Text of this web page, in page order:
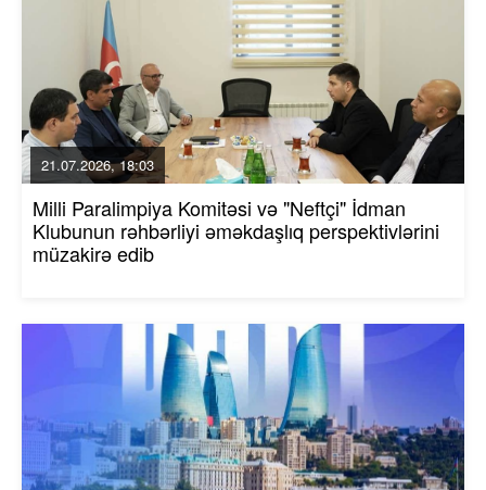
21.07.2026, 18:03
Milli Paralimpiya Komitəsi və "Neftçi" İdman
Klubunun rəhbərliyi əməkdaşlıq perspektivlərini
müzakirə edib